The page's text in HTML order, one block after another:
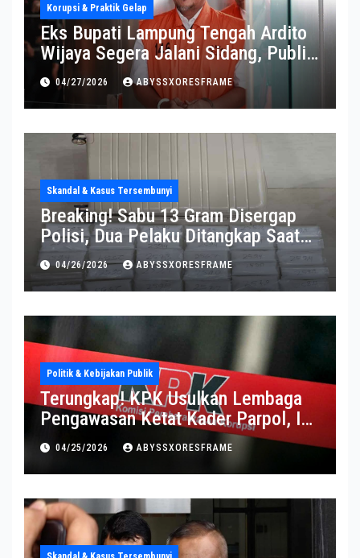
Korupsi & Praktik Gelap
Eks Bupati Lampung Tengah Ardito
Wijaya Segera Jalani Sidang, Publik
Soroti Perkembangannya
04/27/2026 ABYSSXORESFRAME
Skandal & Kasus Tersembunyi
Breaking! Sabu 13 Gram Disergap
Polisi, Dua Pelaku Ditangkap Saat
Operasi Berlangsung Di Tempat
04/26/2026 ABYSSXORESFRAME
Politik & Kebijakan Publik
Terungkap! KPK Usulkan Lembaga
Pengawasan Ketat Kader Parpol, Ini
Alasannya
04/25/2026 ABYSSXORESFRAME